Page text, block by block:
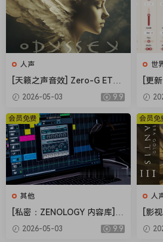
人声
[天籁之声音效] Zero-G ETHE
RA Gold Odyssey v1.0.2 [KO
2026-05-03 9.9
世
[更
弦
ling
a
B）
其他
[私密：ZENOLOGY 内容库] R
oland Cloud ZENOLOGY Co
ntent v2026.04-R2R [WiN]
2026-05-03 9.9
会员免费
人
[影
2
会员免